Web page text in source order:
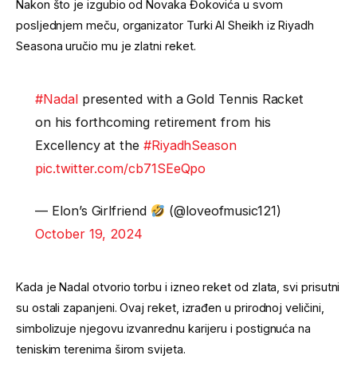
Nakon što je izgubio od Novaka Đokovića u svom
posljednjem meču, organizator Turki Al Sheikh iz Riyadh
Seasona uručio mu je zlatni reket.
#Nadalpresented with a Gold Tennis Racket
on his forthcoming retirement from his
Excellency at the #RiyadhSeason
pic.twitter.com/cb71SEeQpo
— Elon’s Girlfriend
(@loveofmusic121)
October 19, 2024
Kada je Nadal otvorio torbu i izneo reket od zlata, svi prisutni
su ostali zapanjeni. Ovaj reket, izrađen u prirodnoj veličini,
simbolizuje njegovu izvanrednu karijeru i postignuća na
teniskim terenima širom svijeta.